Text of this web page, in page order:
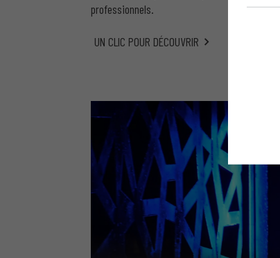
professionnels.
UN CLIC POUR DÉCOUVRIR